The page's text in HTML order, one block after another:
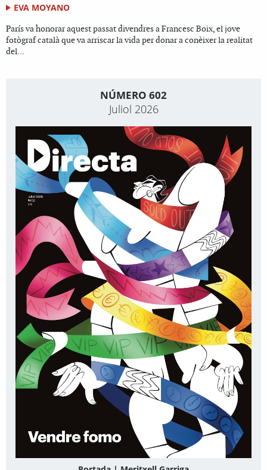
EVA MOYANO
París va honorar aquest passat divendres a Francesc Boix, el jove
fotògraf català que va arriscar la vida per donar a conèixer la realitat
del...
NÚMERO 602
Juliol 2026